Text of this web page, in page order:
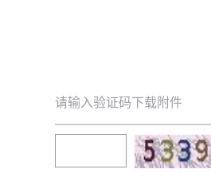
请输入验证码下载附件